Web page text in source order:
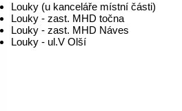
Louky (u kanceláře místní části)
Louky - zast. MHD točna
Louky - zast. MHD Náves
Louky - ul.V Olší